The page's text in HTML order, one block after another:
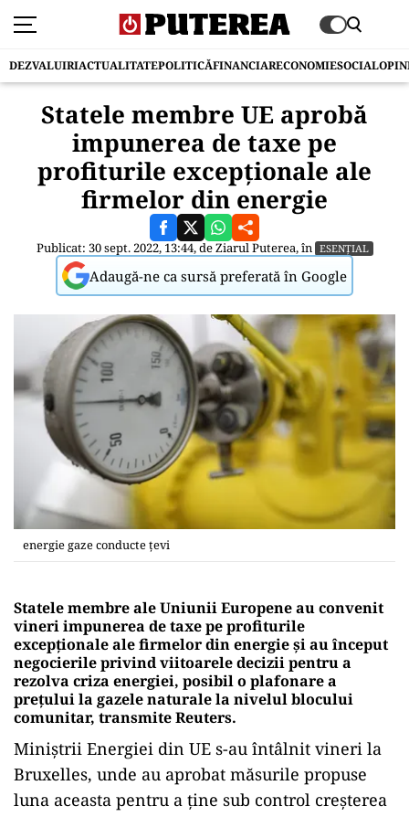
DEZVALUIRIACTUALITATEPOLITICĂFINANCIARECONOMIESOCIAL
Statele membre UE aprobă
impunerea de taxe pe
profiturile excepţionale ale
firmelor din energie
Publicat: 30 sept. 2022, 13:44, deZiarul Puterea, în ESENȚIAL
Adaugă-ne ca sursă preferată în Google
energie gaze conducte țevi
Statele membre ale Uniunii Europene au convenit
vineri impunerea de taxe pe profiturile
excepţionale ale firmelor din energie şi au început
negocierile privind viitoarele decizii pentru a
rezolva criza energiei, posibil o plafonare a
preţului la gazele naturale la nivelul blocului
comunitar, transmite Reuters.
Miniştrii Energiei din UE s-au întâlnit vineri la
Bruxelles, unde au aprobat măsurile propuse
luna aceasta pentru a ţine sub control creşterea